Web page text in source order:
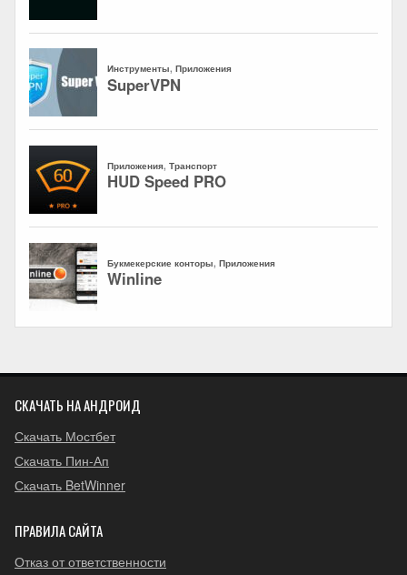
СКАЧАТЬ НА АНДРОИД
Скачать Мостбет
Скачать Пин-Ап
Скачать BetWinner
ПРАВИЛА САЙТА
Отказ от ответственности